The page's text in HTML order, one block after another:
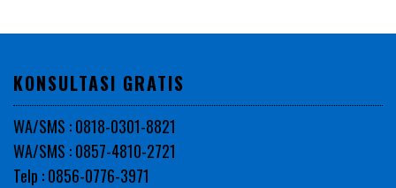
KONSULTASI GRATIS
WA/SMS : 0818-0301-8821
WA/SMS : 0857-4810-2721
Telp : 0856-0776-3971